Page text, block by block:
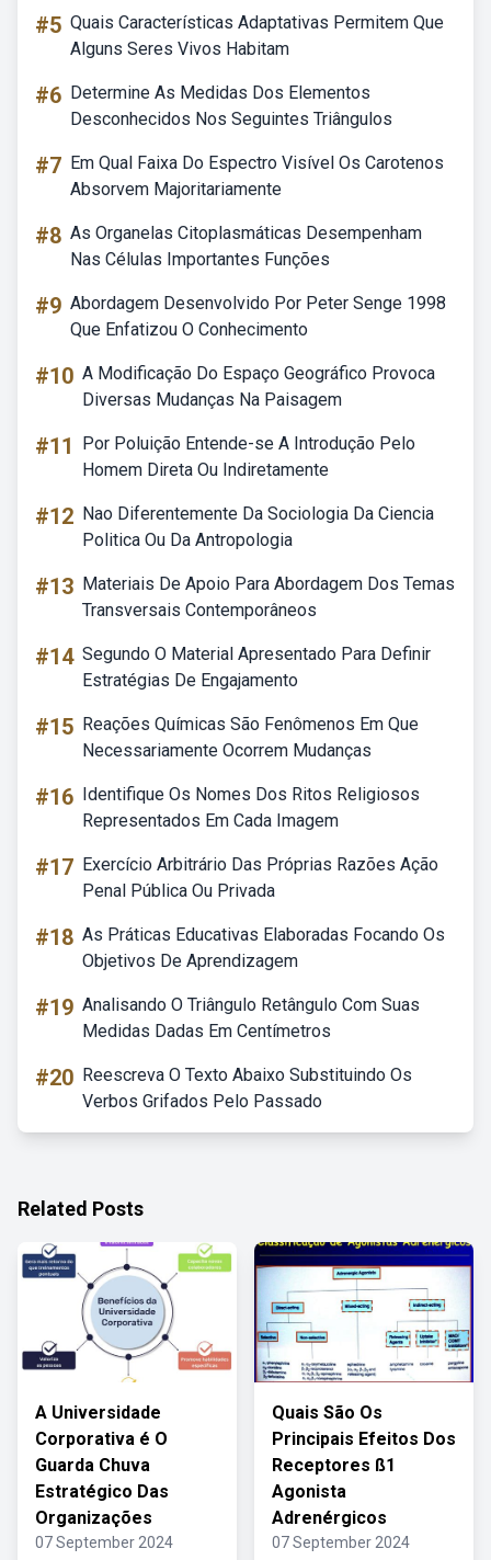
#5 Quais Características Adaptativas Permitem Que
Alguns Seres Vivos Habitam
#6 Determine As Medidas Dos Elementos
Desconhecidos Nos Seguintes Triângulos
#7 Em Qual Faixa Do Espectro Visível Os Carotenos
Absorvem Majoritariamente
#8 As Organelas Citoplasmáticas Desempenham
Nas Células Importantes Funções
#9 Abordagem Desenvolvido Por Peter Senge 1998
Que Enfatizou O Conhecimento
#10 A Modificação Do Espaço Geográfico Provoca
Diversas Mudanças Na Paisagem
#11
Por Poluição Entende-se A Introdução Pelo
Homem Direta Ou Indiretamente
#12 Nao Diferentemente Da Sociologia Da Ciencia
Politica Ou Da Antropologia
#13 Materiais De Apoio Para Abordagem Dos Temas
Transversais Contemporâneos
#14 Segundo O Material Apresentado Para Definir
Estratégias De Engajamento
#15 Reações Químicas São Fenômenos Em Que
Necessariamente Ocorrem Mudanças
#16 Identifique Os Nomes Dos Ritos Religiosos
Representados Em Cada Imagem
#17 Exercício Arbitrário Das Próprias Razões Ação
Penal Pública Ou Privada
#18 As Práticas Educativas Elaboradas Focando Os
Objetivos De Aprendizagem
#19 Analisando O Triângulo Retângulo Com Suas
Medidas Dadas Em Centímetros
#20 Reescreva O Texto Abaixo Substituindo Os
Verbos Grifados Pelo Passado
Related Posts
A Universidade
Corporativa é O
Guarda Chuva
Estratégico Das
Organizações
07 September 2024
Quais São Os
Principais Efeitos Dos
Receptores ß1
Agonista
Adrenérgicos
07 September 2024